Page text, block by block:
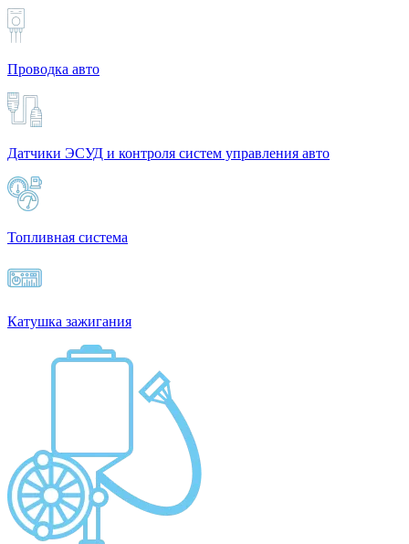
Проводка авто
Датчики ЭСУД и контроля систем управления авто
Топливная система
Катушка зажигания